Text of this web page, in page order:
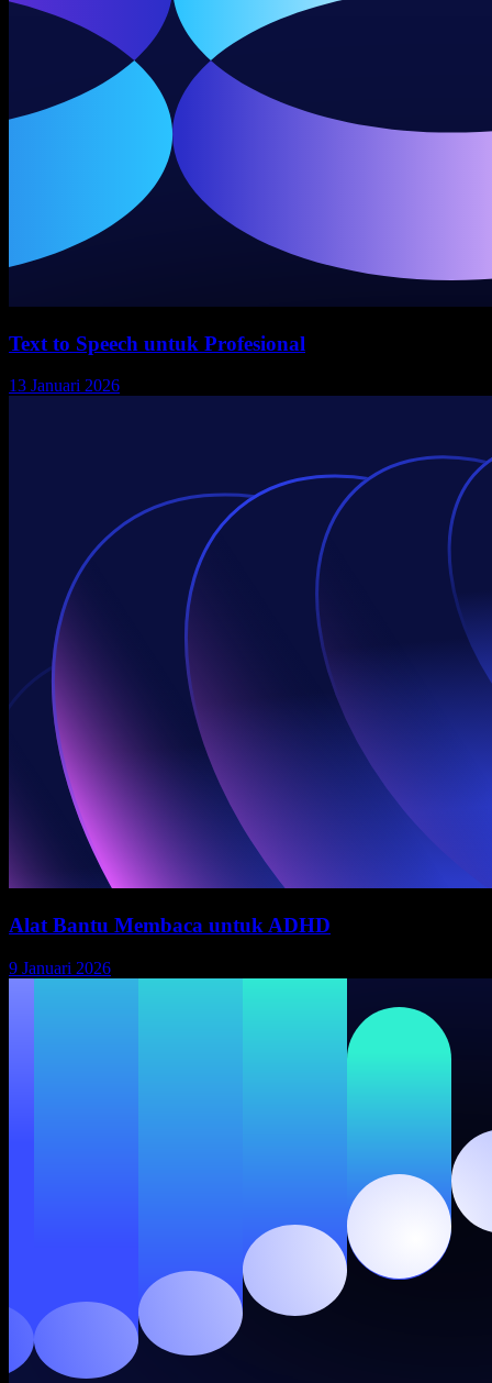
Text to Speech untuk Profesional
13 Januari 2026
Alat Bantu Membaca untuk ADHD
9 Januari 2026